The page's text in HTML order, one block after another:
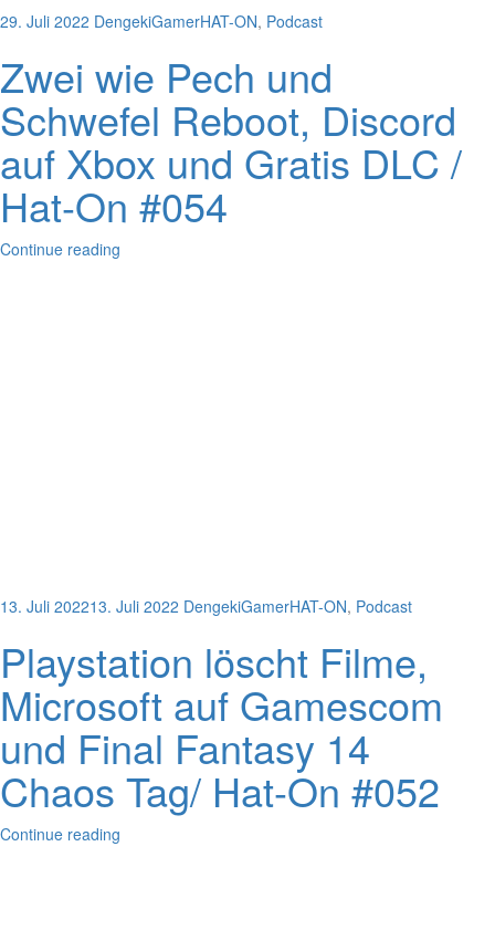
29. Juli 2022 DengekiGamerHAT-ON, Podcast
Zwei wie Pech und
Schwefel Reboot, Discord
auf Xbox und Gratis DLC /
Hat-On #054
Continue reading
13. Juli 202213. Juli 2022 DengekiGamerHAT-ON, Podcast
Playstation löscht Filme,
Microsoft auf Gamescom
und Final Fantasy 14
Chaos Tag/ Hat-On #052
Continue reading